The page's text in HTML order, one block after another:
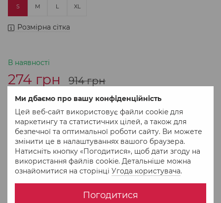
Ми дбаємо про вашу конфіденційність
Цей веб-сайт використовує файли cookie для
маркетингу та статистичних цілей, а також для
безпечної та оптимальної роботи сайту. Ви можете
змінити це в налаштуваннях вашого браузера.
Натисніть кнопку «Погодитися», щоб дати згоду на
використання файлів cookie. Детальніше можна
ознайомитися на сторінці Угода користувача.
Погодитися
S M L XL
Розмірна сітка
В наявності
274 грн 914 грн
В кошик
Придбати в 1 клік
До обраного Порівняти